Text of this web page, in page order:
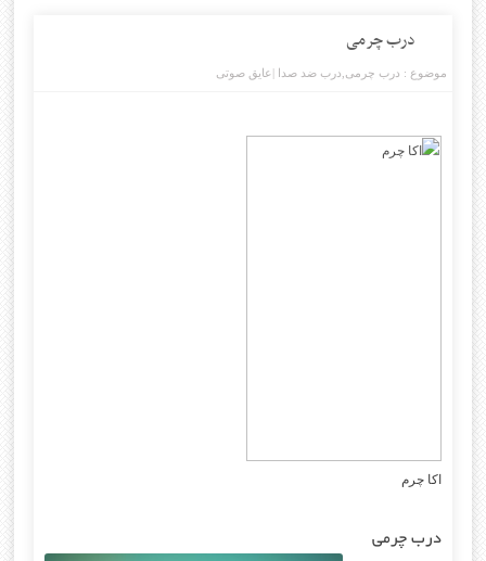
درب چرمی
موضوع : درب چرمی درب ضد صدا |عایق صوتی
اکا چرم
درب چرمی